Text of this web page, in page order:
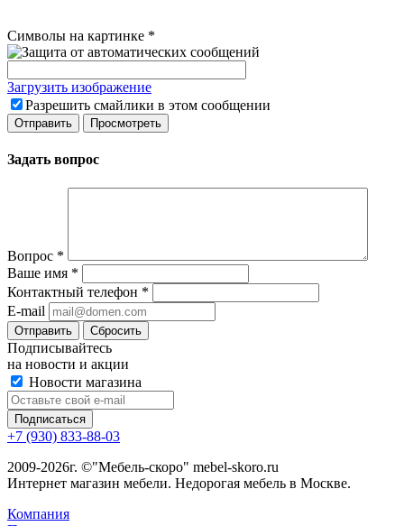
Символы на картинке *
Загрузить изображение
Разрешить смайлики в этом сообщении
Задать вопрос
Вопрос *
Ваше имя *
Контактный телефон *
E-mail
Сбросить
Подписывайтесь
на новости и акции
Новости магазина
+7 (930) 833-88-03
2009-2026г. ©"Мебель-скоро" mebel-skoro.ru
Интернет магазин мебели. Недорогая мебель в Москве.
Компания